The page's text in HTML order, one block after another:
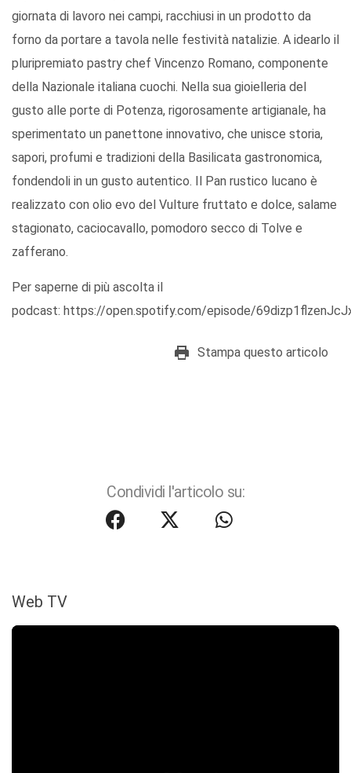
giornata di lavoro nei campi, racchiusi in un prodotto da
forno da portare a tavola nelle festività natalizie. A idearlo il
pluripremiato pastry chef Vincenzo Romano, componente
della Nazionale italiana cuochi. Nella sua gioielleria del
gusto alle porte di Potenza, rigorosamente artigianale, ha
sperimentato un panettone innovativo, che unisce storia,
sapori, profumi e tradizioni della Basilicata gastronomica,
fondendoli in un gusto autentico. Il Pan rustico lucano è
realizzato con olio evo del Vulture fruttato e dolce, salame
stagionato, caciocavallo, pomodoro secco di Tolve e
zafferano.
Per saperne di più ascolta il
podcast: https://open.spotify.com/episode/
Stampa questo articolo
Condividi l'articolo su:
Web TV